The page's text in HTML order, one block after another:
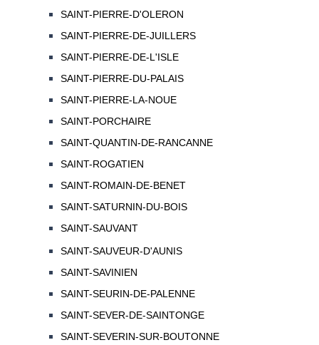
SAINT-PIERRE-D'OLERON
SAINT-PIERRE-DE-JUILLERS
SAINT-PIERRE-DE-L'ISLE
SAINT-PIERRE-DU-PALAIS
SAINT-PIERRE-LA-NOUE
SAINT-PORCHAIRE
SAINT-QUANTIN-DE-RANCANNE
SAINT-ROGATIEN
SAINT-ROMAIN-DE-BENET
SAINT-SATURNIN-DU-BOIS
SAINT-SAUVANT
SAINT-SAUVEUR-D'AUNIS
SAINT-SAVINIEN
SAINT-SEURIN-DE-PALENNE
SAINT-SEVER-DE-SAINTONGE
SAINT-SEVERIN-SUR-BOUTONNE